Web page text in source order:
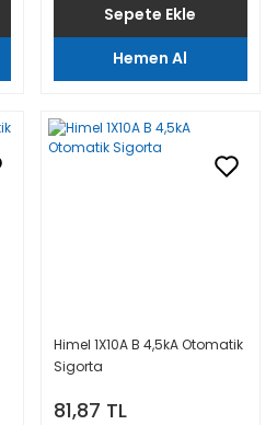
Sepete Ekle
Hemen Al
Himel 1X10A B 4,5kA Otomatik
Sigorta
81,87 TL